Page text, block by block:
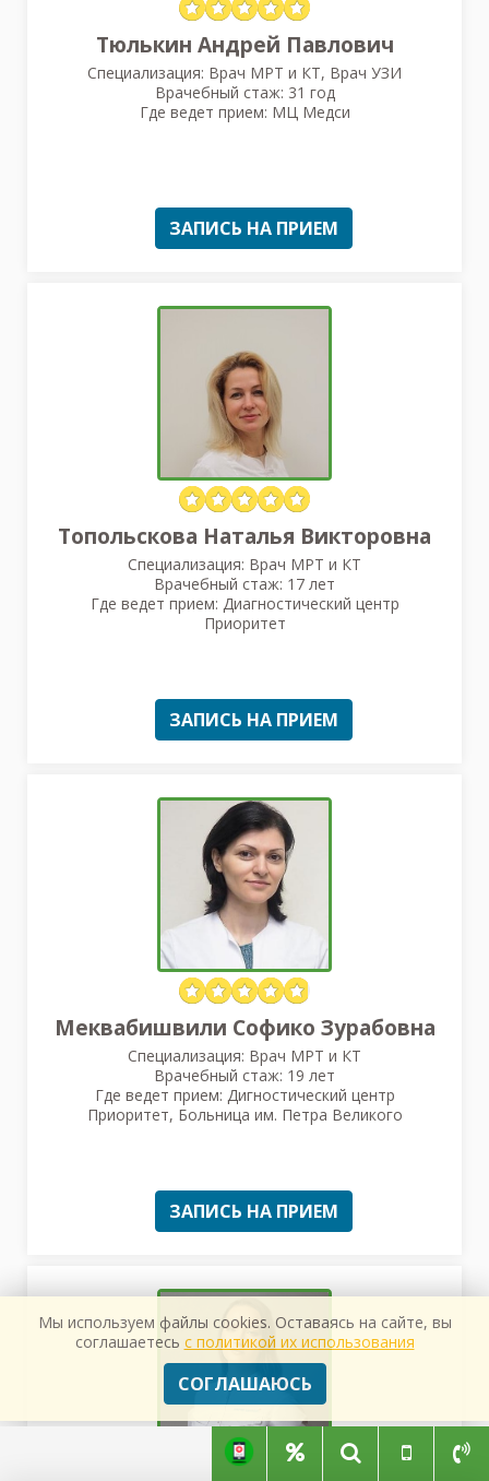
Тюлькин Андрей Павлович
Специализация: Врач МРТ и КТ, Врач УЗИ
Врачебный стаж: 31 год
Где ведет прием: МЦ Медси
ЗАПИСЬ НА ПРИЕМ
Топольскова Наталья Викторовна
Специализация: Врач МРТ и КТ
Врачебный стаж: 17 лет
Где ведет прием: Диагностический центр
Приоритет
ЗАПИСЬ НА ПРИЕМ
Меквабишвили Софико Зурабовна
Специализация: Врач МРТ и КТ
Врачебный стаж: 19 лет
Где ведет прием: Дигностический центр
Приоритет, Больница им. Петра Великого
ЗАПИСЬ НА ПРИЕМ
Мы используем файлы cookies. Оставаясь на сайте, вы
соглашаетесь с политикой их использования
СОГЛАШАЮСЬ